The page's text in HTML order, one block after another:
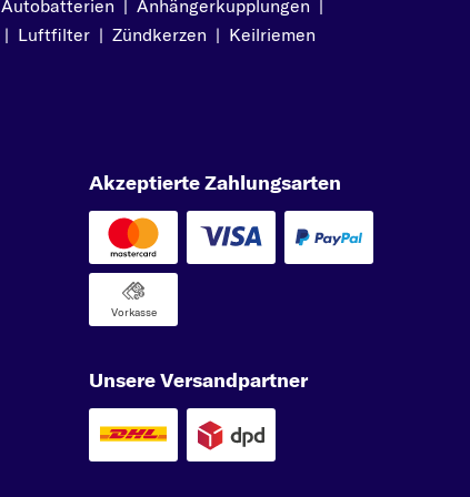
Autobatterien | Anhängerkupplungen |
| Luftfilter | Zündkerzen | Keilriemen
Akzeptierte Zahlungsarten
Vorkasse
Unsere Versandpartner